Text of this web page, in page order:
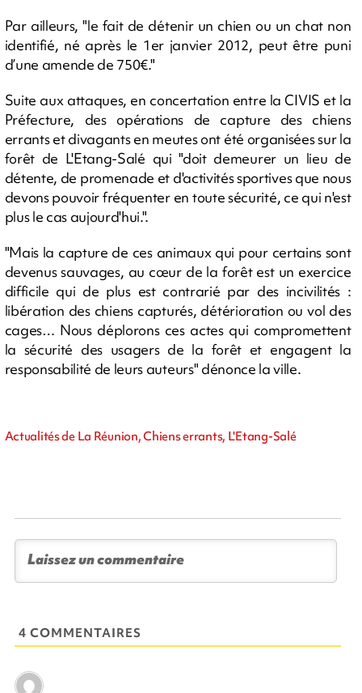
Par ailleurs, "le fait de détenir un chien ou un chat non
identifié, né après le 1er janvier 2012, peut être puni
d’une amende de 750€."
Suite aux attaques, en concertation entre la CIVIS et la
Préfecture, des opérations de capture des chiens
errants et divagants en meutes ont été organisées sur la
forêt de L'Etang-Salé qui "doit demeurer un lieu de
détente, de promenade et d'activités sportives que nous
devons pouvoir fréquenter en toute sécurité, ce qui n'est
plus le cas aujourd'hui.".
"Mais la capture de ces animaux qui pour certains sont
devenus sauvages, au cœur de la forêt est un exercice
difficile qui de plus est contrarié par des incivilités :
libération des chiens capturés, détérioration ou vol des
cages… Nous déplorons ces actes qui compromettent
la sécurité des usagers de la forêt et engagent la
responsabilité de leurs auteurs" dénonce la ville.
Actualités de La Réunion, Chiens errants, L'Etang-Salé
4 COMMENTAIRES